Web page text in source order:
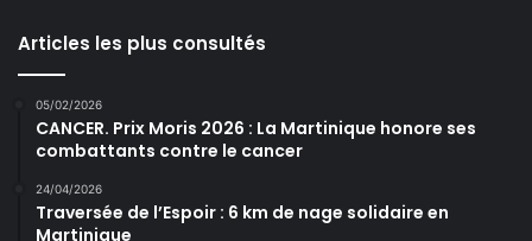
Articles les plus consultés
05/02/2026
CANCER. Prix Moris 2026 : La Martinique honore ses
combattants contre le cancer
24/04/2026
Traversée de l’Espoir : 6 km de nage solidaire en
Martinique